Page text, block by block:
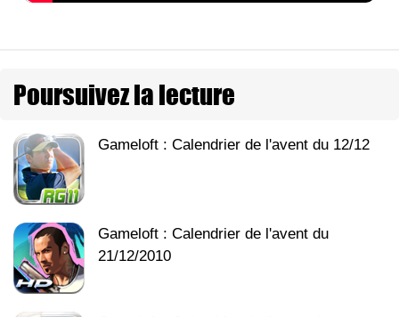
Poursuivez la lecture
Gameloft : Calendrier de l'avent du 12/12
Gameloft : Calendrier de l'avent du
21/12/2010